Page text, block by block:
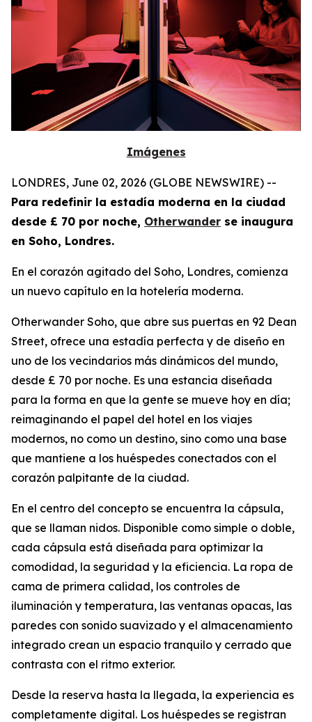
Imágenes
LONDRES, June 02, 2026 (GLOBE NEWSWIRE) --
Para redefinir la estadía moderna en la ciudad
desde £ 70 por noche, Otherwander se inaugura
en Soho, Londres.
En el corazón agitado del Soho, Londres, comienza
un nuevo capítulo en la hotelería moderna.
Otherwander Soho, que abre sus puertas en 92 Dean
Street, ofrece una estadía perfecta y de diseño en
uno de los vecindarios más dinámicos del mundo,
desde £ 70 por noche. Es una estancia diseñada
para la forma en que la gente se mueve hoy en día;
reimaginando el papel del hotel en los viajes
modernos, no como un destino, sino como una base
que mantiene a los huéspedes conectados con el
corazón palpitante de la ciudad.
En el centro del concepto se encuentra la cápsula,
que se llaman nidos. Disponible como simple o doble,
cada cápsula está diseñada para optimizar la
comodidad, la seguridad y la eficiencia. La ropa de
cama de primera calidad, los controles de
iluminación y temperatura, las ventanas opacas, las
paredes con sonido suavizado y el almacenamiento
integrado crean un espacio tranquilo y cerrado que
contrasta con el ritmo exterior.
Desde la reserva hasta la llegada, la experiencia es
completamente digital. Los huéspedes se registran